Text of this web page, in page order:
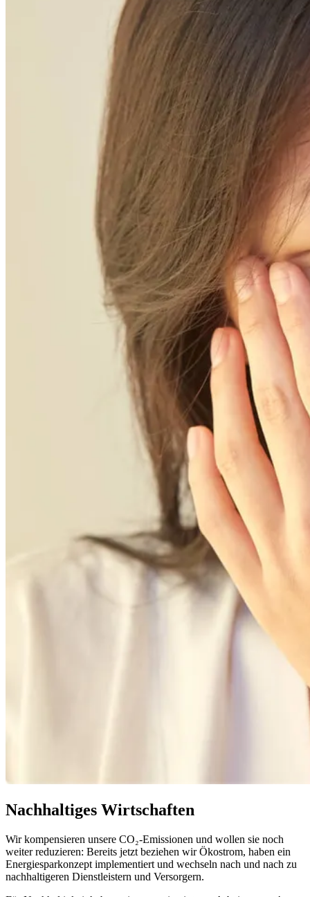
Nachhaltiges Wirtschaften
Wir kompensieren unsere CO₂-Emissionen und wollen sie noch
weiter reduzieren: Bereits jetzt beziehen wir Ökostrom, haben ein
Energiesparkonzept implementiert und wechseln nach und nach zu
nachhaltigeren Dienstleistern und Versorgern.